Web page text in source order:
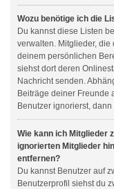
Wozu benötige ich die
Du kannst diese Listen
verwalten. Mitglieder,
deinem persönlichen
siehst dort deren
Nachricht senden.
Beiträge deiner Freunde
Benutzer ignorierst,
Wie kann ich Mitglieder
ignorierten Mitglieder
entfernen?
Du kannst Benutzer auf
Benutzerprofil siehst du